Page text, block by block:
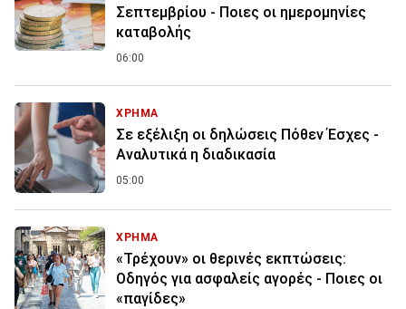
Σεπτεμβρίου - Ποιες οι ημερομηνίες
καταβολής
06:00
ΧΡΗΜΑ
Σε εξέλιξη οι δηλώσεις Πόθεν Έσχες -
Αναλυτικά η διαδικασία
05:00
ΧΡΗΜΑ
«Τρέχουν» οι θερινές εκπτώσεις:
Οδηγός για ασφαλείς αγορές - Ποιες οι
«παγίδες»